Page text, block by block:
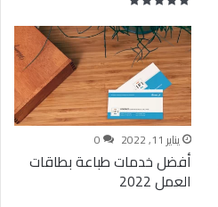
يناير 11, 2022 0
أفضل خدمات طباعة بطاقات
العمل 2022